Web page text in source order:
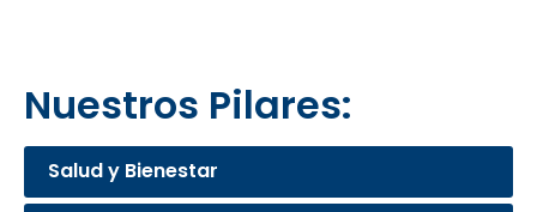
Nuestros Pilares:
Salud y Bienestar